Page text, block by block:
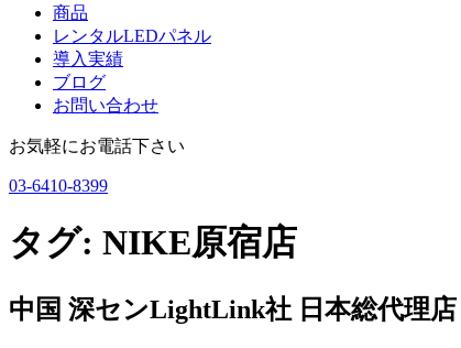
商品
レンタルLEDパネル
導入実績
ブログ
お問い合わせ
お気軽にお電話下さい
03-6410-8399
タグ: NIKE原宿店
中国 深センLightLink社 日本総代理店